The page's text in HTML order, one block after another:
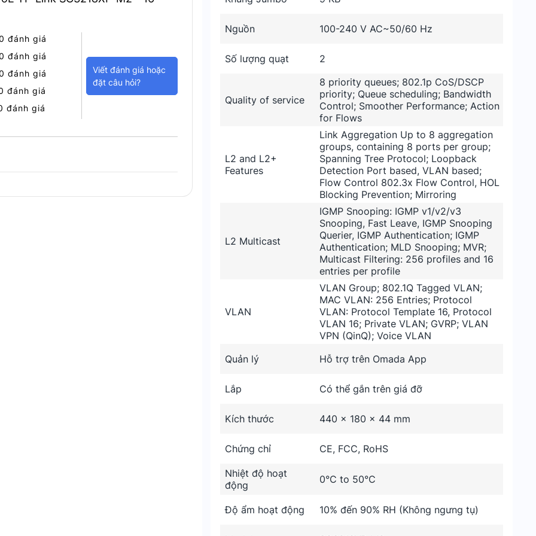
M2 hỗ trợ 8 cổng PoE+ (802.3at/af).
cấp nguồn và truyền dữ liệu đồng
dây và điện thoại VoIP mà không
đánh giá
đánh giá
đánh giá
đánh giá
đánh giá
Viết đánh giá hoặc
đặt câu hỏi?
Nguồn 100-240 V AC~50/60 Hz
Số lượng quạt 2
Quality of service
8 priority queues; 802.1p CoS/DSCP
priority; Queue scheduling; Bandwidth
Control; Smoother Performance; Action
for Flows
L2 and L2+
Features
Link Aggregation Up to 8 aggregation
groups, containing 8 ports per group;
Spanning Tree Protocol; Loopback
Detection Port based, VLAN based;
Flow Control 802.3x Flow Control, HOL
Blocking Prevention; Mirroring
L2 Multicast
IGMP Snooping: IGMP v1/v2/v3
Snooping, Fast Leave, IGMP Snooping
Querier, IGMP Authentication; IGMP
Authentication; MLD Snooping; MVR;
Multicast Filtering: 256 profiles and 16
entries per profile
VLAN
VLAN Group; 802.1Q Tagged VLAN;
MAC VLAN: 256 Entries; Protocol
VLAN: Protocol Template 16, Protocol
VLAN 16; Private VLAN; GVRP; VLAN
VPN (QinQ); Voice VLAN
Quản lý
Hỗ trợ trên Omada App
Lắp Có thể gắn trên giá đỡ
Kích thước 440 × 180 × 44 mm
Chứng chỉ CE, FCC, RoHS
Nhiệt độ hoạt
động
0°C to 50°C
Độ ẩm hoạt động 10% đến 90% RH (Không ngưng tụ)